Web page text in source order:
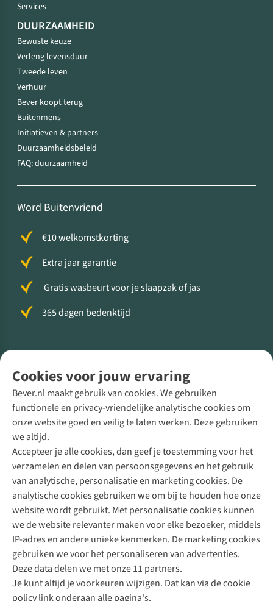
Cookies voor jouw ervaring
Bever.nl maakt gebruik van cookies. We gebruiken
functionele en privacy-vriendelijke analytische cookies om
onze website goed en veilig te laten werken. Deze gebruiken
we altijd.
Accepteer je alle cookies, dan geef je toestemming voor het
verzamelen en delen van persoonsgegevens en het gebruik
van analytische, personalisatie en marketing cookies. De
analytische cookies gebruiken we om bij te houden hoe onze
website wordt gebruikt. Met personalisatie cookies kunnen
we de website relevanter maken voor elke bezoeker, middels
IP-adres en andere unieke kenmerken. De marketing cookies
gebruiken we voor het personaliseren van advertenties.
Deze data delen we met onze 11 partners.
Je kunt altijd je voorkeuren wijzigen. Dat kan via de cookie
policy link onderaan alle pagina's.
Services
DUURZAAMHEID
Bewuste keuze
Verleng levensduur
Tweede leven
Verhuur
Bever koopt terug
Buitenmens
Initiatieven & partners
Duurzaamheidsbeleid
FAQ: duurzaamheid
Word Buitenvriend
€10 welkomstkorting
Extra jaar garantie
Gratis wasbeurt voor je slaapzak of jas
365 dagen bedenktijd
Direct advies van een Buitenexpert
+31 (0)85 888 50 88
+31 6 12 28 49 80
Contactformulier